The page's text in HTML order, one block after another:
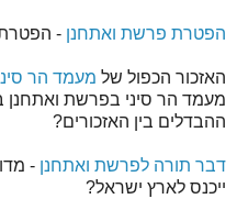
הפטרת פרשת ואתחנן -
האזכור הכפול של מעמד הר
מעמד הר סיני בפרשת ואתחנן
ההבדלים בין האזכורים?
דבר תורה לפרשת ואתחנן -
ייכנס לארץ ישראל?